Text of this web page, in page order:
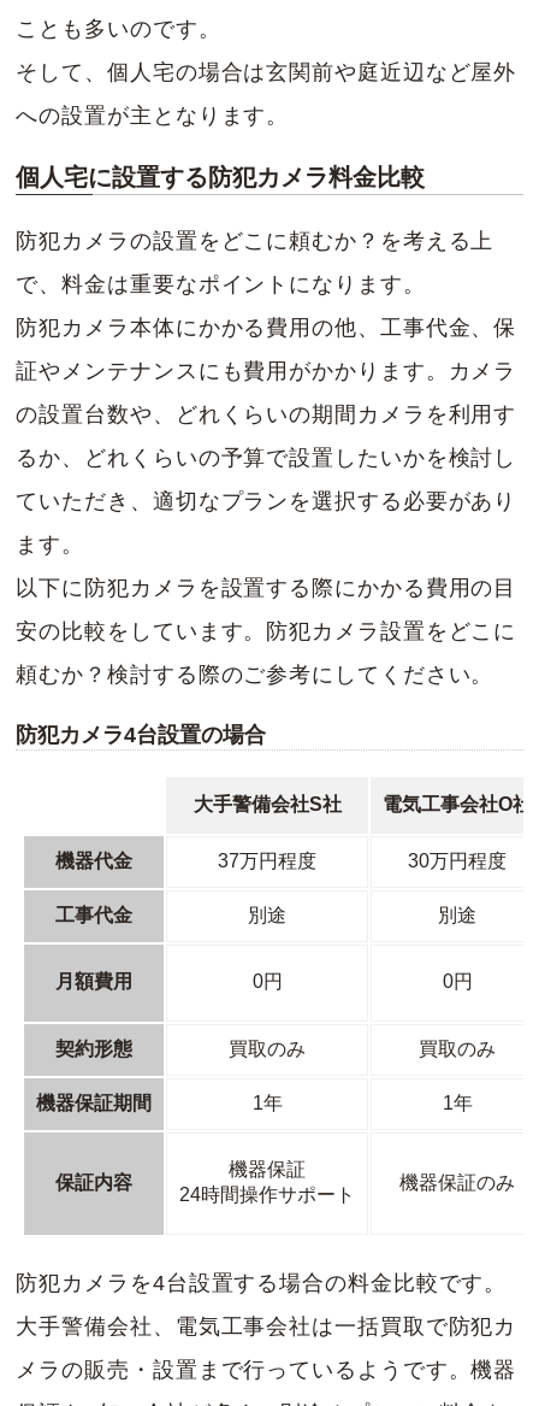
ことも多いのです。
そして、個人宅の場合は玄関前や庭近辺など屋外
への設置が主となります。
個人宅に設置する防犯カメラ料金比較
防犯カメラの設置をどこに頼むか？を考える上
で、料金は重要なポイントになります。
防犯カメラ本体にかかる費用の他、工事代金、保
証やメンテナンスにも費用がかかります。カメラ
の設置台数や、どれくらいの期間カメラを利用す
るか、どれくらいの予算で設置したいかを検討し
ていただき、適切なプランを選択する必要があり
ます。
以下に防犯カメラを設置する際にかかる費用の目
安の比較をしています。防犯カメラ設置をどこに
頼むか？検討する際のご参考にしてください。
防犯カメラ4台設置の場合
大手警備会社S社 電気工事会社O社
機器代金 37万円程度 30万円程度
工事代金 別途 別途
月額費用 0円 0円
契約形態 買取のみ 買取のみ
機器保証期間 1年 1年
保証内容
機器保証
24時間操作サポート
機器保証のみ
防犯カメラを4台設置する場合の料金比較です。
大手警備会社、電気工事会社は一括買取で防犯カ
メラの販売・設置まで行っているようです。機器